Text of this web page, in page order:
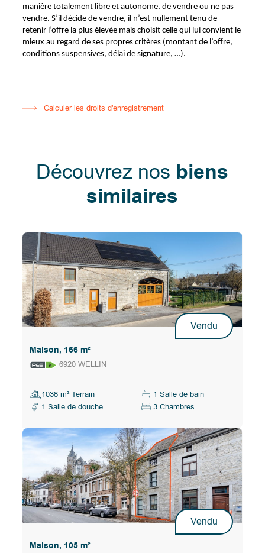
manière totalement libre et autonome, de vendre ou ne pas
vendre. S’il décide de vendre, il n’est nullement tenu de
retenir l’offre la plus élevée mais choisit celle qui lui convient le
mieux au regard de ses propres critères (montant de l’offre,
conditions suspensives, délai de signature, …).
Calculer les droits d'enregistrement
Découvrez nos biens
similaires
Vendu
Maison, 166 m²
6920 WELLIN
1038 m² Terrain
1 Salle de bain
1 Salle de douche
3 Chambres
Vendu
Maison, 105 m²